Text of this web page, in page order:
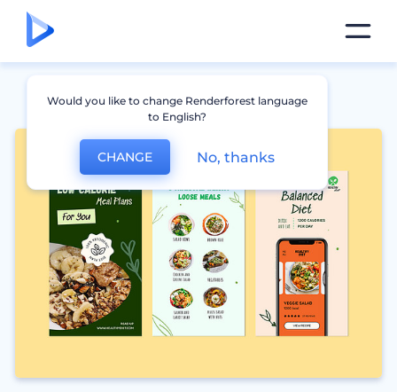
Would you like to change Renderforest language
to English?
CHANGE No, thanks